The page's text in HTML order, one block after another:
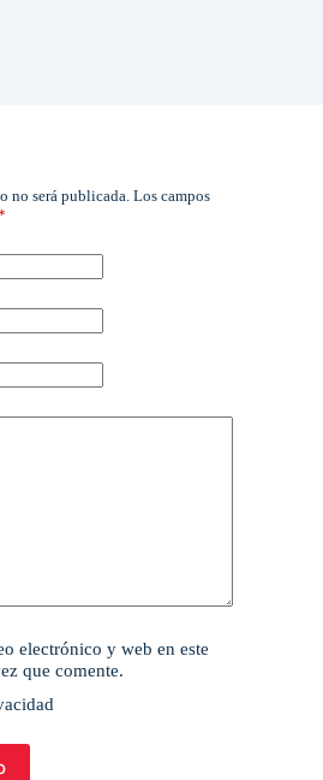
no será publicada. Los campos
electrónico y web en este
que comente.